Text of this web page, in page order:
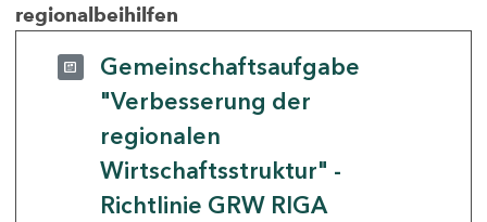
regionalbeihilfen
Gemeinschaftsaufgabe
"Verbesserung der
regionalen
Wirtschaftsstruktur" -
Richtlinie GRW RIGA